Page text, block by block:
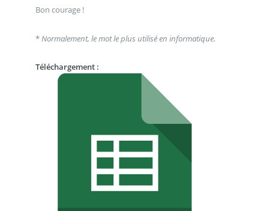
Bon courage !
* Normalement, le mot le plus utilisé en informatique.
Téléchargement :